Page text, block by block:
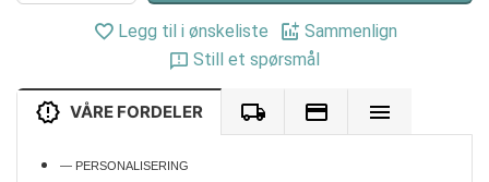
Legg til i ønskeliste
Sammenlign
Still et spørsmål
VÅRE FORDELER
— PERSONALISERING